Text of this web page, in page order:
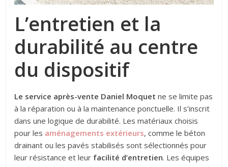
L’entretien et la
durabilité au centre
du dispositif
Le service après-vente Daniel Moquet ne se limite pas
à la réparation ou à la maintenance ponctuelle. Il s’inscrit
dans une logique de durabilité. Les matériaux choisis
pour les aménagements extérieurs, comme le béton
drainant ou les pavés stabilisés sont sélectionnés pour
leur résistance et leur facilité d’entretien. Les équipes